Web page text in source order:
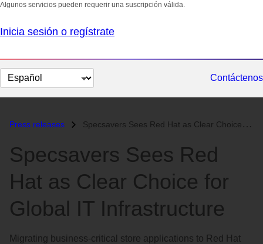
Algunos servicios pueden requerir una suscripción válida.
Inicia sesión o regístrate
Cambiar
el
Contáctenos
Press releases Specsavers Sees Red Hat as Clear Choice for Global IT Infrastructure...
Specsavers Sees Red
Hat as Clear Choice for
Global IT Infrastructure
Migrating business-critical store applications to Red Hat